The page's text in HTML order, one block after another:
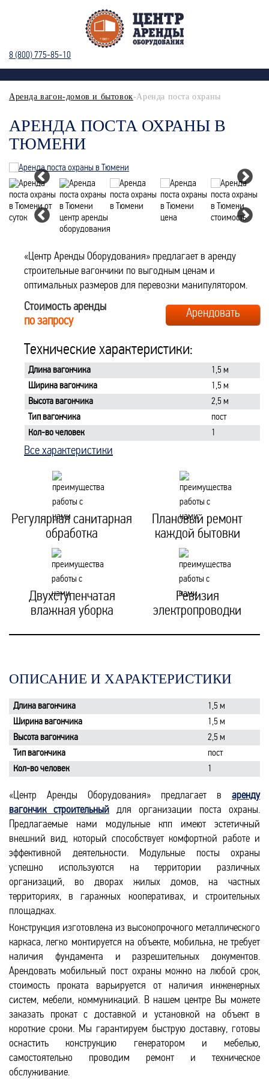
8 (800) 775-85-10
Аренда вагон-домов и бытовок-Аренда поста охраны
АРЕНДА ПОСТА ОХРАНЫ В
ТЮМЕНИ
«Центр Аренды Оборудования» предлагает в аренду
строительные вагончики по выгодным ценам и
оптимальных размеров для перевозки манипулятором.
Стоимость аренды
по запросу
Арендовать
Технические характеристики:
Длина вагончика
1,5 м
Ширина вагончика
1,5 м
Высота вагончика
2,5 м
Тип вагончика
пост
Кол-во человек
1
Все характеристики
Регулярная санитарная
обработка
Плановый ремонт
каждой бытовки
Двухступенчатая
влажная уборка
Ревизия
электропроводки
ОПИСАНИЕ И ХАРАКТЕРИСТИКИ
Длина вагончика
1,5 м
Ширина вагончика
1,5 м
Высота вагончика
2,5 м
Тип вагончика
пост
Кол-во человек
1
«Центр Аренды Оборудования» предлагает в аренду
вагончик строительный для организации поста охраны.
Предлагаемые нами модульные кпп имеют эстетичный
внешний вид, который способствует комфортной работе и
эффективной деятельности. Модульные посты охраны
успешно используются на территории различных
организаций, во дворах жилых домов, на частных
территориях, в гаражных кооперативах, и строительных
площадках.
Конструкция изготовлена из высокопрочного металлического
каркаса, легко монтируется на объекте, мобильна, не требует
наличия фундамента и разрешительных документов.
Арендовать мобильный пост охраны можно на любой срок,
стоимость проката варьируется от наличия инженерных
систем, мебели, коммуникаций. В нашем центре Вы можете
заказать прокат с доставкой и установкой на объект в
короткие сроки. Мы гарантируем быструю доставку, готовы
оснастить конструкцию генератором и мебелью,
самостоятельно проводим ремонт и техническое
обслуживание.